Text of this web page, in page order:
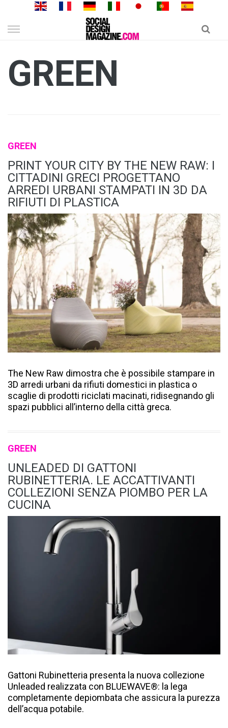
to
GREEN
GREEN
PRINT YOUR CITY BY THE NEW RAW: I
CITTADINI GRECI PROGETTANO
ARREDI URBANI STAMPATI IN 3D DA
RIFIUTI DI PLASTICA
The New Raw dimostra che è possibile stampare in
3D arredi urbani da rifiuti domestici in plastica o
scaglie di prodotti riciclati macinati, ridisegnando gli
spazi pubblici all’interno della città greca.
GREEN
UNLEADED DI GATTONI
RUBINETTERIA. LE ACCATTIVANTI
COLLEZIONI SENZA PIOMBO PER LA
CUCINA
Gattoni Rubinetteria presenta la nuova collezione
Unleaded realizzata con BLUEWAVE®: la lega
completamente depiombata che assicura la purezza
dell’acqua potabile.